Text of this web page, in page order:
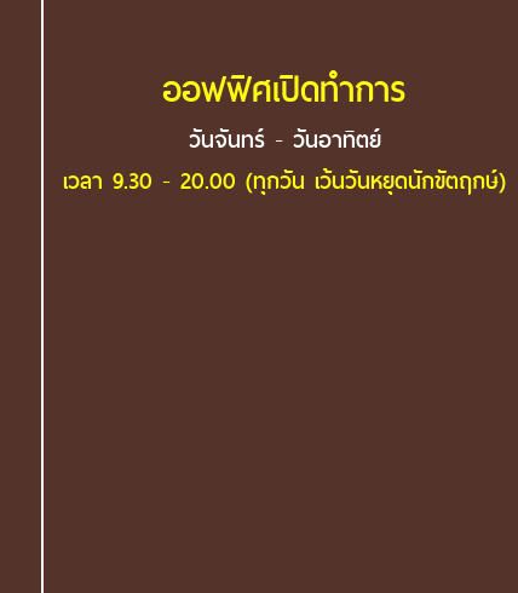
ออฟฟิศเปิดทำการ
วันจันทร์ - วันอาทิตย์
เวลา 9.30 - 20.00 (ทุกวัน เว้นวันหยุดนักขัตฤกษ์)